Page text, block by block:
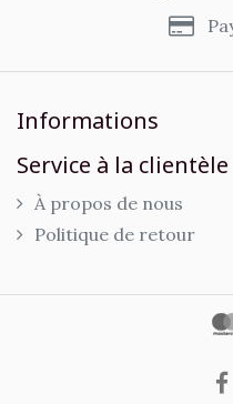
Informations
Service à la clientèle
À propos de nous
Politique de retour